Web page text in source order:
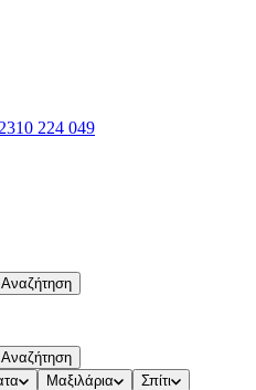
2310 224 049
Αναζήτηση
Αναζήτηση
Μαξιλάρια
Σπίτι